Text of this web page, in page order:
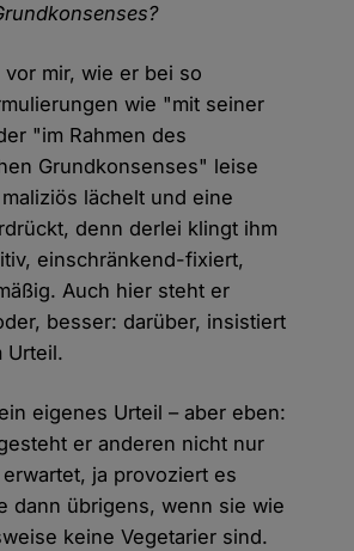
mir, wie er bei so
wie "mit seiner
"im Rahmen des
Grundkonsenses" leise
lächelt und eine
denn derlei klingt ihm
einschränkend-fixiert,
Auch hier steht er
besser: darüber, insistiert
Urteil.
eigenes Urteil – aber eben:
er anderen nicht nur
ja provoziert es
dann übrigens, wenn sie wie
keine Vegetarier sind.